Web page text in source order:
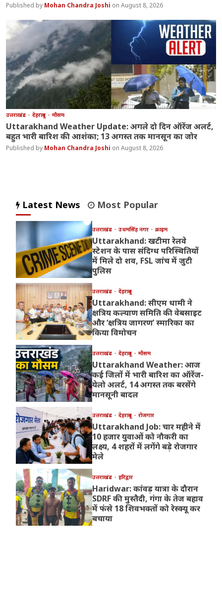
Mohan Chandra Joshi August 8, 2026
उत्तराखंड देहरादून मौसम
Uttarakhand Weather Update: अगले दो दिन ऑरेंज अलर्ट,
बहुत भारी बारिश की आशंका; 13 अगस्त तक मानसून का जोर
Mohan Chandra Joshi August 8, 2026
Latest News Most Popular
उत्तराखंड उधमसिंह नगर क्राइम
Uttarakhand: खटीमा रेलवे
स्टेशन के पास संदिग्ध परिस्थितियों
में मिले दो शव, FSL जांच में जुटी
पुलिस
उत्तराखंड देहरादून
Uttarakhand: सीएम धामी ने
क्षत्रिय कल्याण समिति की वेबसाइट
और ‘क्षत्रिय जागरण’ स्मारिका का
किया विमोचन
उत्तराखंड देहरादून मौसम
Uttarakhand Weather: आज
कई जिलों में भारी बारिश का ऑरेंज-
येलो अलर्ट, 14 अगस्त तक बरसेंगे
मानसूनी बादल
उत्तराखंड देहरादून रोजगार
Uttarakhand Job: चार महीने में
10 हजार युवाओं को नौकरी का
लक्ष्य, 4 शहरों में लगेंगे बड़े रोजगार
मेले
उत्तराखंड हरिद्वार
Haridwar: कांवड़ यात्रा के दौरान
SDRF की मुस्तैदी, गंगा के तेज बहाव
में फंसे 18 शिवभक्तों को रेस्क्यू कर
बचाया